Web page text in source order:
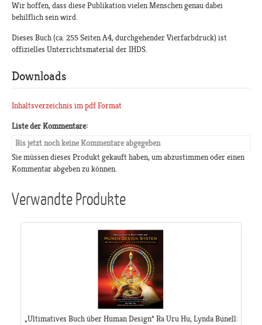
Wir hoffen, dass diese Publikation vielen Menschen genau dabei
behilflich sein wird.
Dieses Buch (ca. 255 Seiten A4, durchgehender Vierfarbdruck) ist
offizielles Unterrichtsmaterial der IHDS.
Downloads
Inhaltsverzeichnis im pdf Format
Liste der Kommentare:
Bis jetzt noch keine Kommentare abgegeben
Sie müssen dieses Produkt gekauft haben, um abzustimmen oder einen
Kommentar abgeben zu können.
Verwandte Produkte
„Ultimatives Buch über Human Design“ Ra Uru Hu, Lynda Bunell: